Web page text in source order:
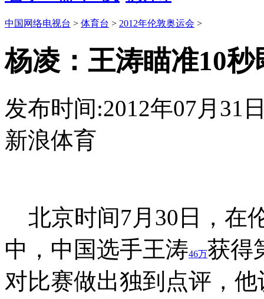
中国网络电视台 > 体育台 > 2012年伦敦奥运会 >
杨凌：王涛瞄准10
发布时间:2012年07月31
新浪体育
北京时间7月30日，在
中，中国选手王涛46万获得
对比赛做出独到点评，